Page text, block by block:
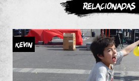
Relacionadas
Kevin